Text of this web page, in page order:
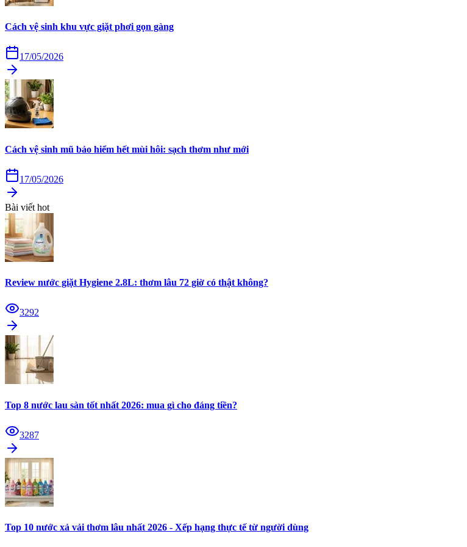
Cách vệ sinh khu vực giặt phơi gọn gàng
17/05/2026
Cách vệ sinh mũ bảo hiểm hết mùi hôi: sạch thơm như mới
17/05/2026
Bài viết hot
Review nước giặt Hygiene 2.8L: thơm lâu 72 giờ có thật không?
3292
Top 8 nước lau sàn tốt nhất 2026: mua gì cho đáng tiền?
3287
Top 10 nước xả vải thơm lâu nhất 2026 - Xếp hạng thực tế từ người dùng